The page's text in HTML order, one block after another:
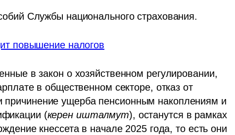
Службы национального страхования.
повышение налогов
в закон о хозяйственном регулировании,
в общественном секторе, отказ от
ущерба пенсионным накоплениям и
(керен ишталмут), останутся в рамках
кнессета в начале 2025 года, то есть они